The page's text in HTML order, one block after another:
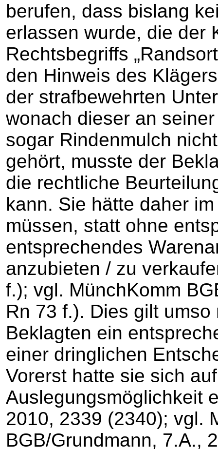
berufen, dass bislang
erlassen wurde, die der
Rechtsbegriffs
den Hinweis des
der strafbewehrten
wonach dieser an
sogar Rindenmulch
gehört, musste der
die rechtliche
kann. Sie hätte daher
müssen, statt ohne
entsprechendes
anzubieten / zu
f.); vgl. MünchKomm
Rn 73 f.). Dies gilt
Beklagten ein
einer dringlichen
Vorerst hatte sie sich
Auslegungsmöglichkeit
2010, 2339 (2340); vgl.
BGB/Grundmann, 7.A.,